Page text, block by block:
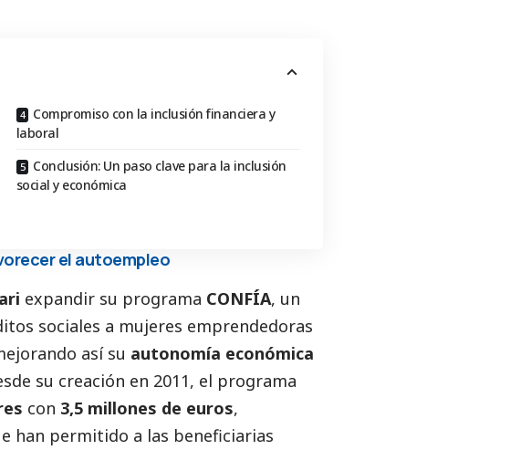
Compromiso con la inclusión financiera y
laboral
Conclusión: Un paso clave para la inclusión
social y económica
el autoempleo
expandir su programa CONFÍA, un
sociales a mujeres emprendedoras
así su autonomía económica
su creación en 2011, el programa
con 3,5 millones de euros,
han permitido a las beneficiarias